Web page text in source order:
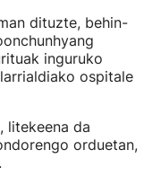
dituzte, behin-
inguruko
ospitale
litekeena da
orduetan,